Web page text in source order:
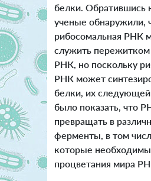
белки. Обратившись
ученые обнаружили,
рибосомальная РНК
служить
РНК, но поскольку
РНК может
белки, их следующей
было показать, что
превращать в
ферменты, в том
которые
процветания мира